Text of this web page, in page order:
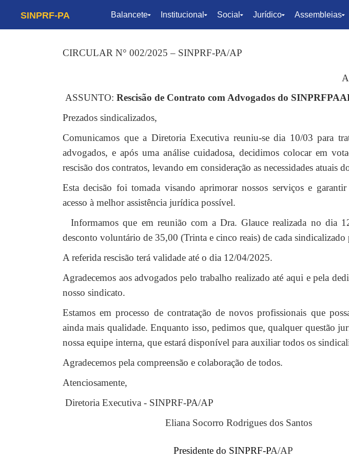
SINPRF-PA Balancete Institucional Social Jurídico Assembleias
CIRCULAR N° 002/2025 – SINPRF-PA/AP
Ananindeua/PA, 13
ASSUNTO: Rescisão de Contrato com Advogados do
Prezados sindicalizados,
Comunicamos que a Diretoria Executiva reuniu-se dia 10/03 para
advogados, e após uma análise cuidadosa, decidimos colocar em
rescisão dos contratos, levando em consideração as necessidades atuais
Esta decisão foi tomada visando aprimorar nossos serviços e
acesso à melhor assistência jurídica possível.
Informamos que em reunião com a Dra. Glauce realizada no dia
desconto voluntário de 35,00 (Trinta e cinco reais) de cada sindicalizado
A referida rescisão terá validade até o dia 12/04/2025.
Agradecemos aos advogados pelo trabalho realizado até aqui e pela
nosso sindicato.
Estamos em processo de contratação de novos profissionais que
ainda mais qualidade. Enquanto isso, pedimos que, qualquer questão
nossa equipe interna, que estará disponível para auxiliar todos os
Agradecemos pela compreensão e colaboração de todos.
Atenciosamente,
Diretoria Executiva - SINPRF-PA/AP
Eliana Socorro Rodrigues dos Santos
Presidente do SINPRF-PA/AP